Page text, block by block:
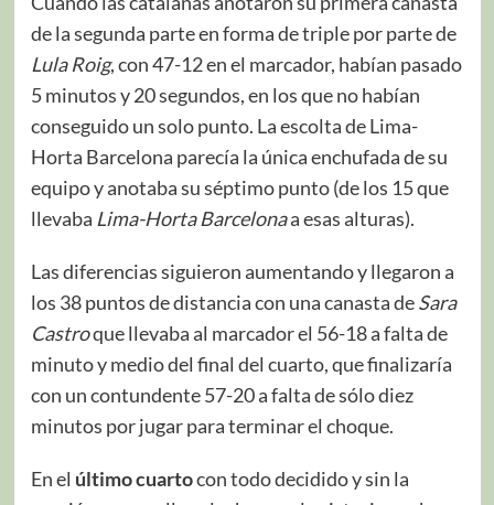
de la segunda parte en forma de triple por parte de
Lula Roig, con 47-12 en el marcador, habían pasado
5 minutos y 20 segundos, en los que no habían
conseguido un solo punto. La escolta de Lima-
Horta Barcelona parecía la única enchufada de su
equipo y anotaba su séptimo punto (de los 15 que
llevaba Lima-Horta Barcelonaa esas alturas).
Las diferencias siguieron aumentando y llegaron a
los 38 puntos de distancia con una canasta deSara
Castroque llevaba al marcador el 56-18 a falta de
minuto y medio del final del cuarto, que finalizaría
con un contundente 57-20 a falta de sólo diez
minutos por jugar para terminar el choque.
En el último cuartocon todo decidido y sin la